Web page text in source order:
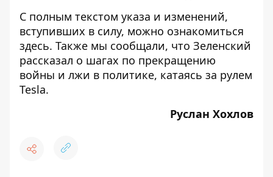
С полным текстом указа и изменений,
вступивших в силу, можно ознакомиться
здесь. Также мы сообщали, что Зеленский
рассказал о шагах по прекращению
войны и лжи в политике, катаясь за рулем
Tesla.
Руслан Хохлов